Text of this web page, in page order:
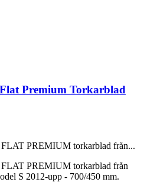
Premium Torkarblad
PREMIUM torkarblad från...
PREMIUM torkarblad från
S 2012-upp - 700/450 mm.